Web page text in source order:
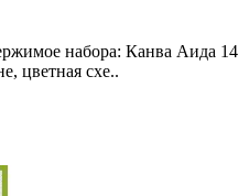
набора: Канва Аида 14
цветная схе..